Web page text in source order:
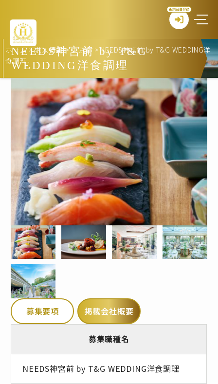
新規会員登録
NEEDS神宮前 by T&G
WEDDING洋食調理
ホーム >求人情報>東京都 >NEEDS神宮前 by T&G WEDDING洋
食調理
募集要項 掲載会社概要
募集職種名
NEEDS神宮前 by T&G WEDDING洋食調理